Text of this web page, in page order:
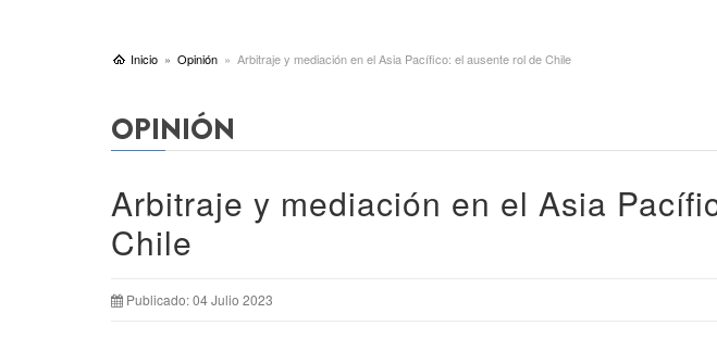
Inicio Opinión Arbitraje y mediación en el Asia Pacífico: el ausente rol de Chile
OPINIÓN
Arbitraje y mediación en el Asia
Chile
Publicado: 04 Julio 2023